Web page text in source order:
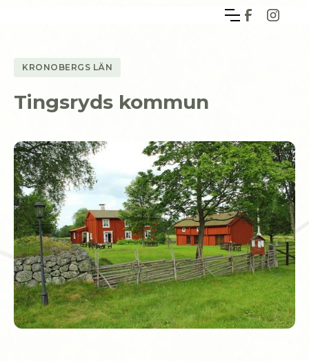
KRONOBERGS LÄN
Tingsryds kommun